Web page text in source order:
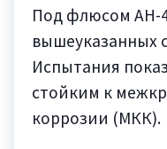
Под флюсом АН-
вышеуказанных
Испытания
стойким к
коррозии (МКК).